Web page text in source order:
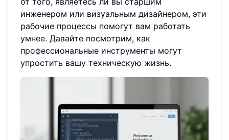
инженером или визуальным дизайнером, эти
рабочие процессы помогут вам работать
умнее. Давайте посмотрим, как
профессиональные инструменты могут
упростить вашу техническую жизнь.